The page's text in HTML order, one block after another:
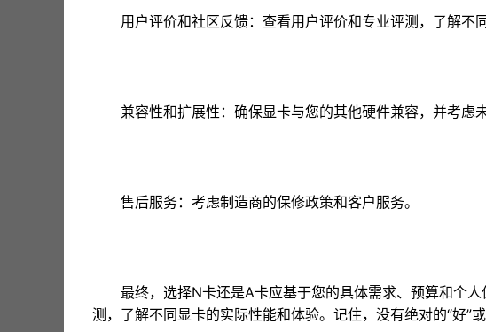
用户评价和社区反馈：查看用户评价和专业评测，了解不
兼容性和扩展性：确保显卡与您的其他硬件兼容，并考虑
售后服务：考虑制造商的保修政策和客户服务。
最终，选择N卡还是A卡应基于您的具体需求、预算和个
测，了解不同显卡的实际性能和体验。记住，没有绝对的“好”